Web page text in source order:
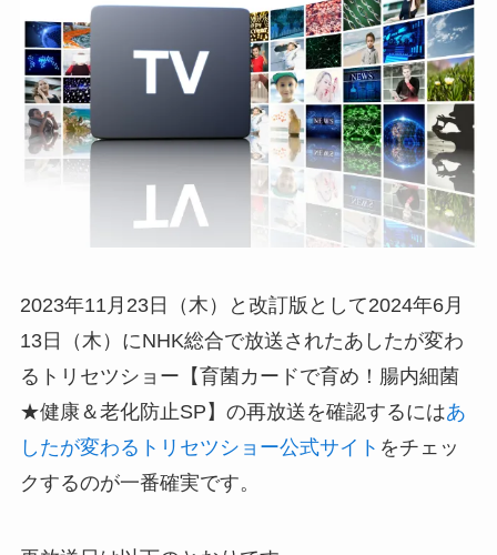
2023年11月23日（木）と改訂版として2024年6月
13日（木）にNHK総合で放送されたあしたが変わ
るトリセツショー【育菌カードで育め！腸内細菌
★健康＆老化防止SP】の再放送を確認するにはあ
したが変わるトリセツショー公式サイト をチェッ
クするのが一番確実です。